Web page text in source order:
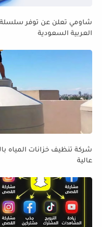
العربية السعودية
عالية